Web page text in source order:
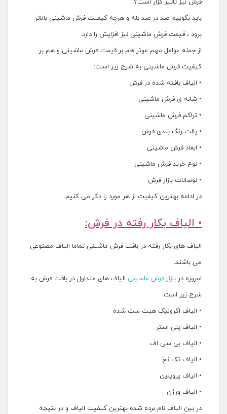
فرش نیز تاثیر گزار است؟
باید بگوییم صد در صد بله و هرچه کیفیت فرش ماشینی بالاتر
برود ، قیمت فرش ماشینی نیز افزایش را دارد.
از جمله عوامل مهم موثر هم بر قیمت فرش ماشینی و هم بر
کیفیت فرش ماشینی به شرح زیر است:
• الیاف بافته شده در فرش
• شانه ی فرش ماشینی
• تراکم فرش ماشینی
• پالت رنگ بندی فرش
• ابعاد فرش ماشینی
• نوع خرید فرش ماشینی
• نوسانات بازار فرش
در ادامه بهترین کیفیت از هر مورد را ذکر می کنیم.
• الیاف بکار رفته در فرش:
الیاف های بکار رفته در بافت فرش ماشینی تماما الیاف مصنوعی
می باشند.
امروزه در بازار فرش ماشینی الیاف های متداول در بافت فرش به
شرح زیر است:
• الیاف اکرولیک هیت ست شده
• الیاف پلی استر
• الیاف بی سی اف
• الیاف تک نخ
• الیاف پروپلین
• الیاف ورژن
در بین الیاف نام برده شده بهترین کیفیت الیاف و در نتیجه